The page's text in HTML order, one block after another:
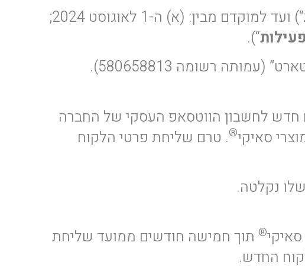
“) ועד למוקדם מבין: (א) ה-1 לאוגוסט 2024;
“).
לחשבון הווטסאפ העסקי של החברה
®. טרם שליחת פרטי הלקוח
נקלטה.
® תוך חמישה חודשים ממועד שליחת